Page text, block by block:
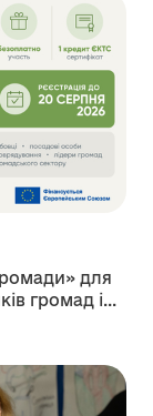
для
громад і...